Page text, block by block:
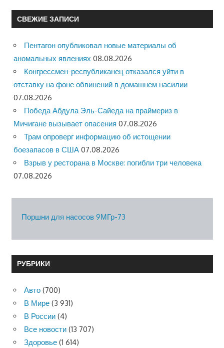
СВЕЖИЕ ЗАПИСИ
Пентагон опубликовал новые материалы об
аномальных явлениях 08.08.2026
Конгрессмен-республиканец отказался уйти в
отставку на фоне обвинений в домашнем насилии
07.08.2026
Победа Абдула Эль-Сайеда на праймериз в
Мичигане вызывает опасения 07.08.2026
Трам опроверг информацию об истощении
боезапасов в США 07.08.2026
Взрыв у ресторана в Москве: погибли три человека
07.08.2026
Поршни для насосов 9МГр-73
РУБРИКИ
Авто (700)
В Мире (3 931)
В России (4)
Все новости (13 707)
Здоровье (1 614)